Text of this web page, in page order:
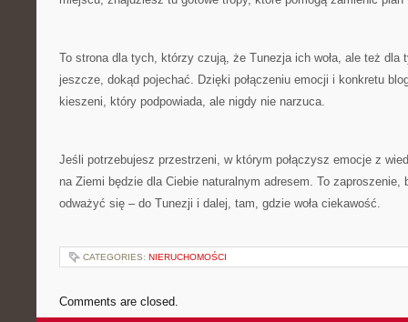
To strona dla tych, którzy czują, że Tunezja ich woła, ale też dla
jeszcze, dokąd pojechać. Dzięki połączeniu emocji i konkretu
kieszeni, który podpowiada, ale nigdy nie narzuca.
Jeśli potrzebujesz przestrzeni, w którym połączysz emocje z
na Ziemi będzie dla Ciebie naturalnym adresem. To
odważyć się – do Tunezji i dalej, tam, gdzie woła ciekawość.
CATEGORIES: NIERUCHOMOŚCI
Comments are closed.